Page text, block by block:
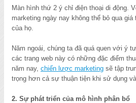
Màn hình thứ 2 ý chỉ điện thoại di động.
marketing ngày nay không thể bỏ qua
của họ.
Năm ngoái, chúng ta đã quá quen với ý
các trang web này có những đặc điểm
năm nay, chiến lược marketing sẽ tập
trọng hơn cả sự thuận tiện khi sử dụng
2. Sự phát triển của mô hình phân bổ